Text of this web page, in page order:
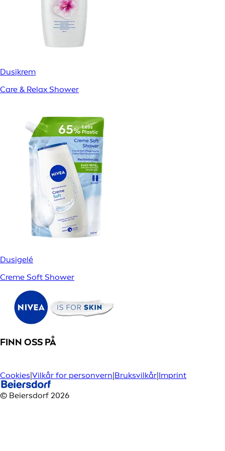
Dusjkrem
Care & Relax Shower
Dusjgelé
Creme Soft Shower
FINN OSS PÅ
Cookies|Vilkår for personvern|Bruksvilkår|Imprint
© Beiersdorf 2026